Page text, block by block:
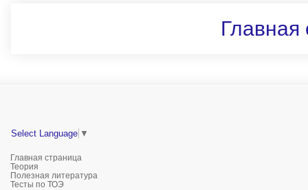
Главная
Select Language ▼
Главная страница
Теория
Полезная литература
Тесты по ТОЭ